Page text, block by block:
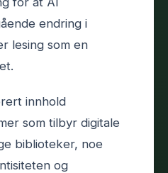
endring i
lesing som en
innhold
som tilbyr digitale
biblioteker, noe
og